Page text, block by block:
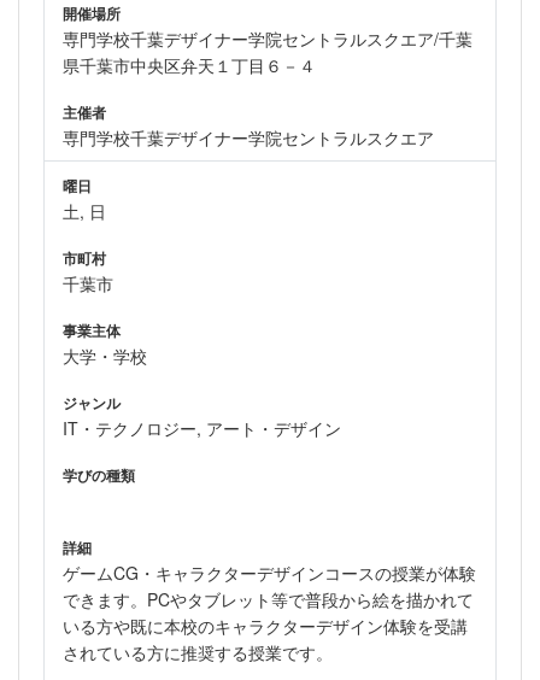
開催場所
専門学校千葉デザイナー学院セントラルスクエア/千葉
県千葉市中央区弁天１丁目６－４
主催者
専門学校千葉デザイナー学院セントラルスクエア
曜日
土, 日
市町村
千葉市
事業主体
大学・学校
ジャンル
IT・テクノロジー, アート・デザイン
学びの種類
詳細
ゲームCG・キャラクターデザインコースの授業が体験
できます。PCやタブレット等で普段から絵を描かれて
いる方や既に本校のキャラクターデザイン体験を受講
されている方に推奨する授業です。